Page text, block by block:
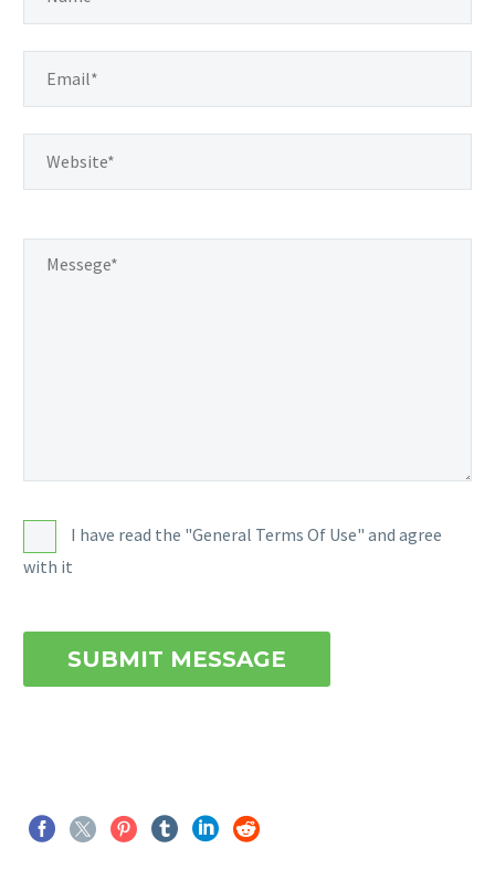
I have read the "General Terms Of Use" and agree
with it